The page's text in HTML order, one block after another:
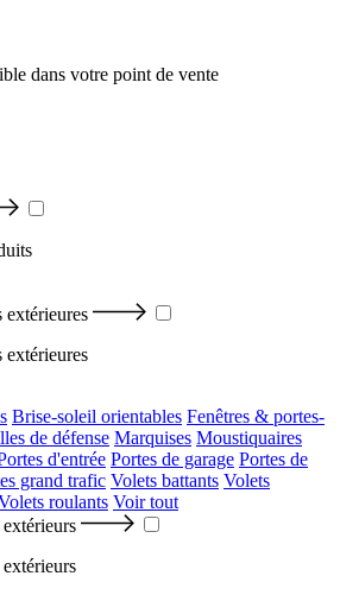
dans votre point de vente
extérieures
extérieures
Brise-soleil orientables Fenêtres & portes-
de défense Marquises Moustiquaires
d'entrée Portes de garage Portes de
grand trafic Volets battants Volets
roulants Voir tout
extérieurs
extérieurs